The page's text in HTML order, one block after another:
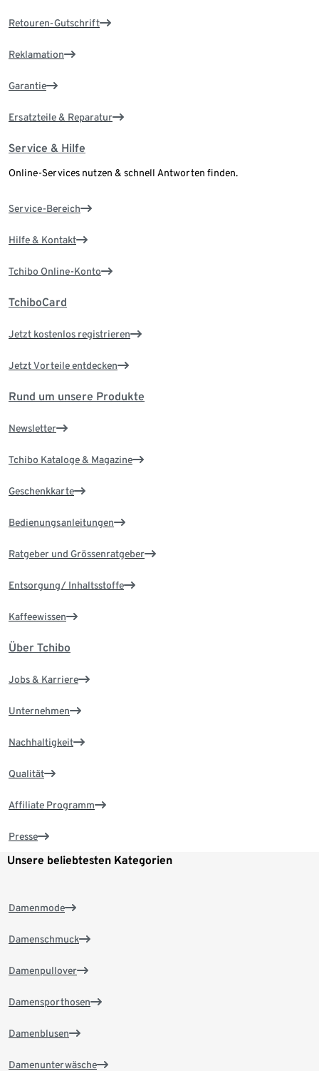
Retouren-Gutschrift
Reklamation
Garantie
Ersatzteile & Reparatur
Service & Hilfe
Online-Services nutzen & schnell Antworten finden.
Service-Bereich
Hilfe & Kontakt
Tchibo Online-Konto
TchiboCard
Jetzt kostenlos registrieren
Jetzt Vorteile entdecken
Rund um unsere Produkte
Newsletter
Tchibo Kataloge & Magazine
Geschenkkarte
Bedienungsanleitungen
Ratgeber und Grössenratgeber
Entsorgung/ Inhaltsstoffe
Kaffeewissen
Über Tchibo
Jobs & Karriere
Unternehmen
Nachhaltigkeit
Qualität
Affiliate Programm
Presse
Unsere beliebtesten Kategorien
Damenmode
Damenschmuck
Damenpullover
Damensporthosen
Damenblusen
Damenunterwäsche